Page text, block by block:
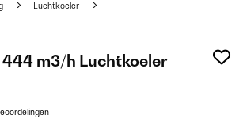
Luchtkoeler
m3/h Luchtkoeler